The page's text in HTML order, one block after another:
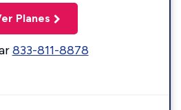
Planes
833-811-8878